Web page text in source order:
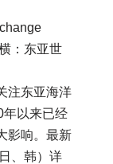
：东亚世
注东亚海洋
年以来已经
影响。最新
、韩）详